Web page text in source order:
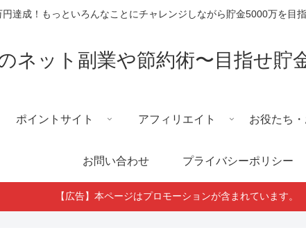
達成！もっといろんなことにチャレンジしながら貯金5000万を目
ネット副業や節約術〜目指せ貯
ポイントサイト アフィリエイト お役たち
お問い合わせ プライバシーポリシー
【広告】本ページはプロモーションが含まれています。